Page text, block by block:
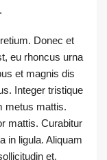
Donec et
eu rhoncus urna
et magnis dis
Integer tristique
metus mattis.
mattis. Curabitur
in ligula. Aliquam
et.